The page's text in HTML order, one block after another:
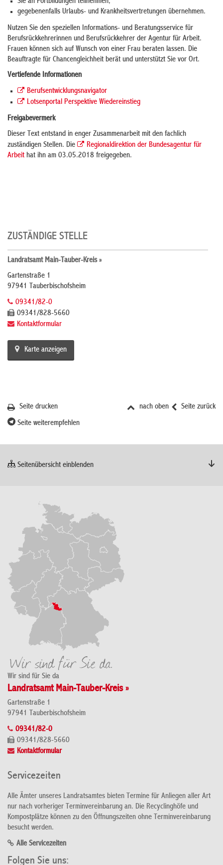
gegebenenfalls Urlaubs- und Krankheitsvertretungen übernehmen.
Nutzen Sie den speziellen Informations- und Beratungsservice für
Berufsrückkehrerinnen und Berufsrückkehrer der Agentur für Arbeit.
Frauen können sich auf Wunsch von einer Frau beraten lassen. Die
Beauftragte für Chancengleichheit berät und unterstützt Sie vor Ort.
Vertiefende Informationen
Berufsentwicklungsnavigator
Lotsenportal Perspektive Wiedereinstieg
Freigabevermerk
Dieser Text entstand in enger Zusammenarbeit mit den fachlich
zuständigen Stellen. Die
Regionaldirektion der Bundesagentur für
Arbeit hat ihn am 03.05.2018 freigegeben.
ZUSTÄNDIGE STELLE
Landratsamt Main-Tauber-Kreis »
Gartenstraße 1
97941 Tauberbischofsheim
09341/82-0
09341/828-5660
Kontaktformular
Karte anzeigen
Seite zurück
nach oben
Seite drucken
Seite weiterempfehlen
Seitenübersicht einblenden
Wir sind für Sie da
Landratsamt Main-Tauber-Kreis »
Gartenstraße 1
97941 Tauberbischofsheim
09341/82-0
09341/828-5660
Kontaktformular
Servicezeiten
Alle Ämter unseres Landratsamtes bieten Termine für Anliegen aller Art
nur nach vorheriger Terminvereinbarung an. Die Recyclinghöfe und
Kompostplätze können zu den Öffnungszeiten ohne Terminvereinbarung
besucht werden.
Alle Servicezeiten
Folgen Sie uns: